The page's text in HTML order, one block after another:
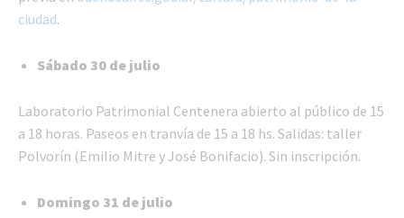
ciudad.
Sábado 30 de julio
Laboratorio Patrimonial Centenera abierto al público de 15
a 18 horas. Paseos en tranvía de 15 a 18 hs. Salidas: taller
Polvorín (Emilio Mitre y José Bonifacio). Sin inscripción.
Domingo 31 de julio